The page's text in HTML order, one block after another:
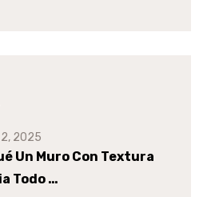
Un Muro Con Textura
Todo …
2, 2025